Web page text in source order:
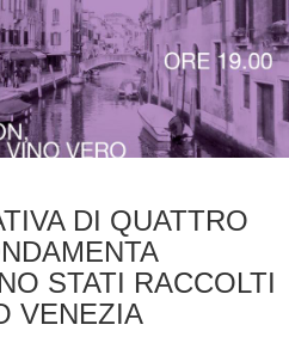
DI QUATTRO
STATI RACCOLTI
VENEZIA